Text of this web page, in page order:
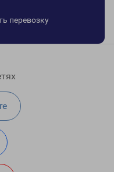
перевозку